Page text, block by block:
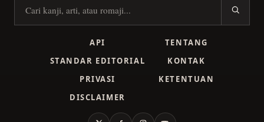
Cari kanji
API
TENTANG
STANDAR EDITORIAL
KONTAK
PRIVASI
KETENTUAN
DISCLAIMER